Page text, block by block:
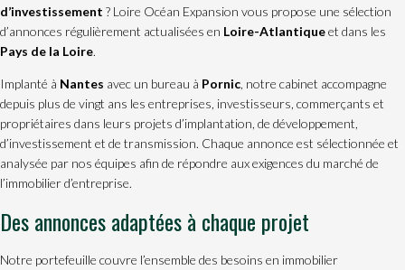
d’investissement ? Loire Océan Expansion vous propose une sélection
d’annonces régulièrement actualisées en Loire-Atlantiqueet dans les
Pays de la Loire.
Implanté à Nantes avec un bureau à Pornic , notre cabinet accompagne
depuis plus de vingt ans les entreprises, investisseurs, commerçants et
propriétaires dans leurs projets d’implantation, de développement,
d’investissement et de transmission. Chaque annonce est sélectionnée et
analysée par nos équipes afin de répondre aux exigences du marché de
l’immobilier d’entreprise.
Des annonces adaptées à chaque projet
Notre portefeuille couvre l’ensemble des besoins en immobilier